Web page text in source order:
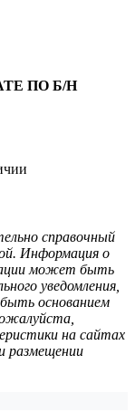
ПО Б/Н
справочный
Информация о
может быть
уведомления,
основанием
на сайтах
размещении